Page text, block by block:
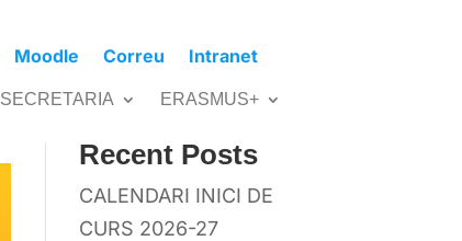
SECRETARIA ERASMUS+
Moodle Correu Intranet
Recent Posts
CALENDARI INICI DE
CURS 2026-27